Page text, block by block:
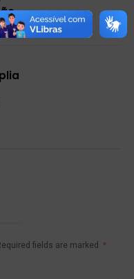
fields are marked *